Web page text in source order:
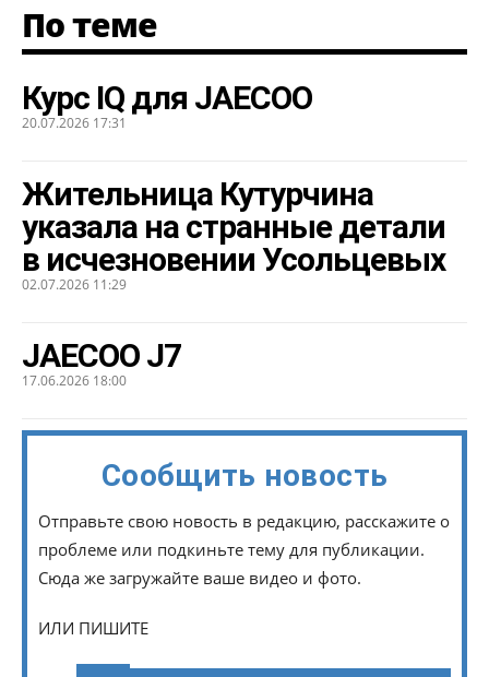
По теме
Курс IQ для JAECOO
20.07.2026 17:31
Жительница Кутурчина
указала на странные детали
в исчезновении Усольцевых
02.07.2026 11:29
JAECOO J7
17.06.2026 18:00
Сообщить новость
Отправьте свою новость в редакцию, расскажите о
проблеме или подкиньте тему для публикации.
Сюда же загружайте ваше видео и фото.
ИЛИ ПИШИТЕ